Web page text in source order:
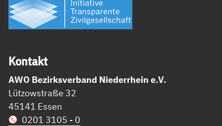
Kon­takt
AWO Bezirksverband Niederrhein e.V.
Lützowstraße 32
45141 Essen
0201 3105 - 0